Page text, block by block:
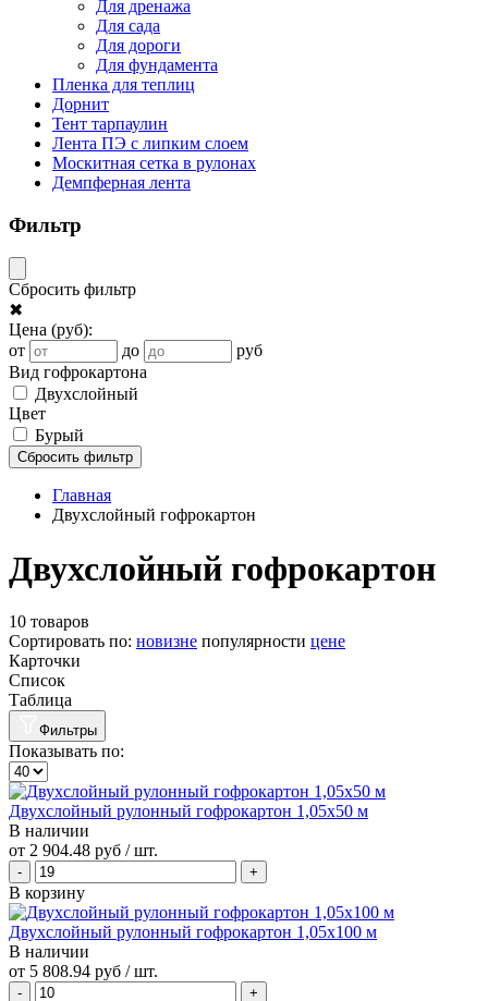
Для дренажа
Для сада
Для дороги
Для фундамента
Пленка для теплиц
Дорнит
Тент тарпаулин
Лента ПЭ с липким слоем
Москитная сетка в рулонах
Демпферная лента
Фильтр
Сбросить фильтр
✖
Цена (руб):
от
до
руб
Вид гофрокартона
Двухслойный
Цвет
Бурый
Сбросить фильтр
Главная
Двухслойный гофрокартон
Двухслойный гофрокартон
10 товаров
Сортировать по: новизне популярности цене
Карточки
Список
Таблица
Фильтры
Показывать по:
Двухслойный рулонный гофрокартон 1,05х50 м
В наличии
от 2 904.48 руб / шт.
В корзину
Двухслойный рулонный гофрокартон 1,05х100 м
В наличии
от 5 808.94 руб / шт.